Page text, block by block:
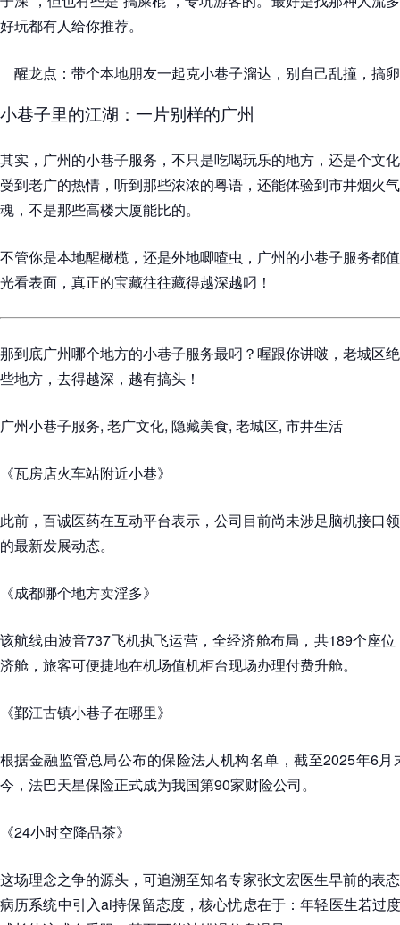
好玩都有人给你推荐。
醒龙点：带个本地朋友一起克小巷子溜达，别自己乱撞，搞
小巷子里的江湖：一片别样的广州
其实，广州的小巷子服务，不只是吃喝玩乐的地方，还是个文
受到老广的热情，听到那些浓浓的粤语，还能体验到市井烟火
魂，不是那些高楼大厦能比的。
不管你是本地醒橄榄，还是外地唧喳虫，广州的小巷子服务都
光看表面，真正的宝藏往往藏得越深越叼！
那到底广州哪个地方的小巷子服务最叼？喔跟你讲啵，老城区
些地方，去得越深，越有搞头！
广州小巷子服务, 老广文化, 隐藏美食, 老城区, 市井生活
《瓦房店火车站附近小巷》
此前，百诚医药在互动平台表示，公司目前尚未涉足脑机接口
的最新发展动态。
《成都哪个地方卖淫多》
该航线由波音737飞机执飞运营，全经济舱布局，共189个座
济舱，旅客可便捷地在机场值机柜台现场办理付费升舱。
《鄞江古镇小巷子在哪里》
根据金融监管总局公布的保险法人机构名单，截至2025年6
今，法巴天星保险正式成为我国第90家财险公司。
《24小时空降品茶》
这场理念之争的源头，可追溯至知名专家张文宏医生早前的表
病历系统中引入ai持保留态度，核心忧虑在于：年轻医生若过